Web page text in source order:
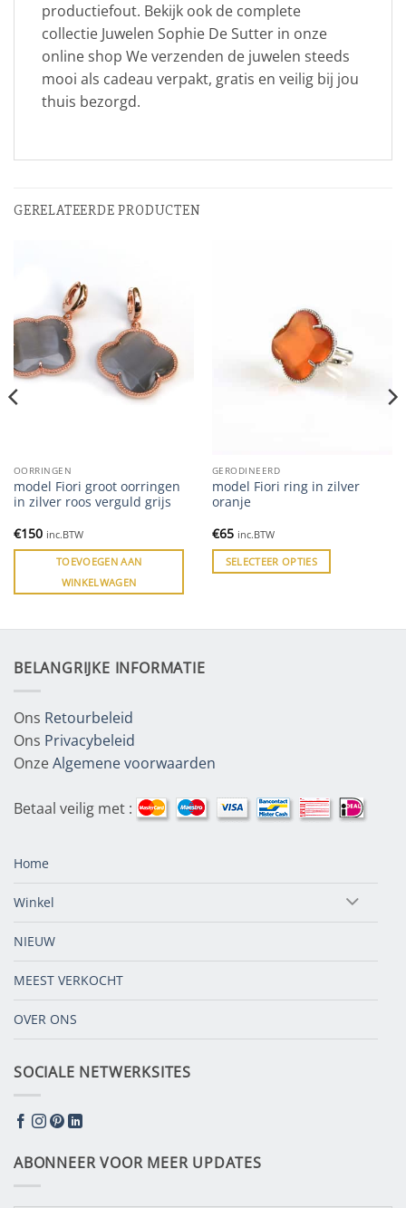
productiefout. Bekijk ook de complete
collectie Juwelen Sophie De Sutter in onze
online shop We verzenden de juwelen steeds
mooi als cadeau verpakt, gratis en veilig bij jou
thuis bezorgd.
GERELATEERDE PRODUCTEN
OORRINGEN
model Fiori groot oorringen
in zilver roos verguld grijs
€150 inc.BTW
TOEVOEGEN AAN
WINKELWAGEN
GERODINEERD
model Fiori ring in zilver
oranje
€65 inc.BTW
SELECTEER OPTIES
BELANGRIJKE INFORMATIE
Ons Retourbeleid
Ons Privacybeleid
OnzeAlgemene voorwaarden
Betaal veilig met :
Home
Winkel
NIEUW
MEEST VERKOCHT
OVER ONS
SOCIALE NETWERKSITES
ABONNEER VOOR MEER UPDATES